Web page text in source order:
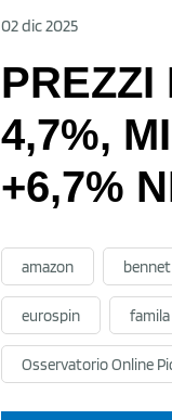
02 dic 2025
PREZZI
4,7%,
+6,7%
amazon bennet
eurospin famila
Osservatorio Online